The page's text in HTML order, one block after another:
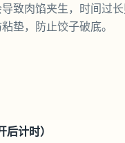
致肉馅夹生，时间过
垫，防止饺子破底。
计时）